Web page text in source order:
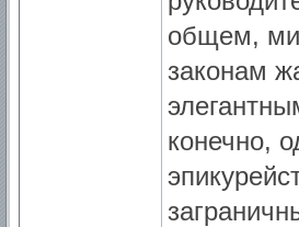
общем,
законам
конечно,